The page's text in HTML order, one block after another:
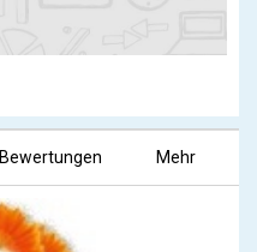
Bewertungen Mehr